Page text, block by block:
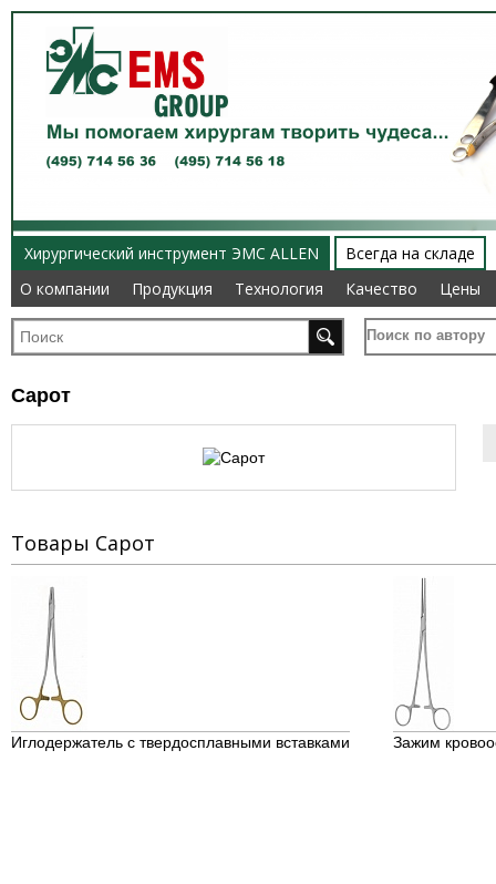
Хирургический инструмент ЭМС ALLEN
О компании
Продукция Технология Качество Цены
Всегда на складе
О компании
Продукция Технология Качество Цены
Поиск по автору
Сарот
Товары Сарот
Иглодержатель с твердосплавными вставками Зажим